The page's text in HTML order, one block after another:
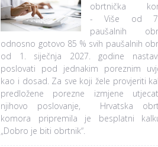
obrtnička
- Više od
paušalnih
odnosno gotovo 85 % svih paušalnih
od 1. siječnja 2027. godine
poslovati pod jednakim poreznim
kao i dosad. Za sve koji žele provjeriti
predložene porezne izmjene
njihovo poslovanje, Hrvatska
komora pripremila je besplatni
„Dobro je biti obrtnik“.